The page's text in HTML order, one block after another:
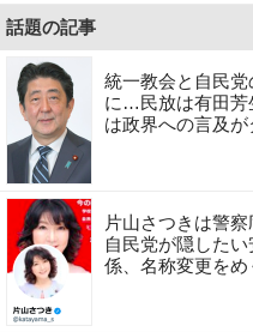
話題の記事
統一教会と自民
に…民放は有田芳
は政界への言及が
片山さつきは警
自民党が隠した
係、名称変更をめ